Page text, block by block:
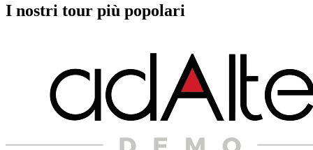
I nostri tour più popolari